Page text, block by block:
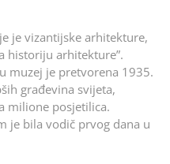
je vizantijske arhitekture,
historiju arhitekture”.
muzej je pretvorena 1935.
građevina svijeta,
milione posjetilica.
je bila vodič prvog dana u